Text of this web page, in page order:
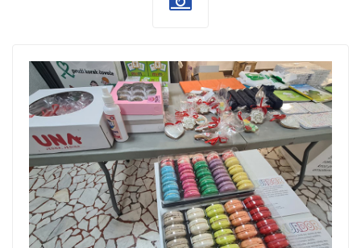
NURDOR-1.jpg